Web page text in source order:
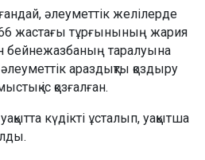
әлеуметтік желілерде
жастағы тұрғынының жария
бейнежазбаның таралуына
араздықты қоздыру
іс қозғалған.
уақытта күдікті ұсталып, уақытша